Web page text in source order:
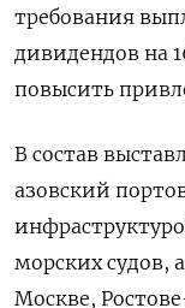
требования
дивидендов на
повысить
В состав
азовский
морских судов,
Москве,